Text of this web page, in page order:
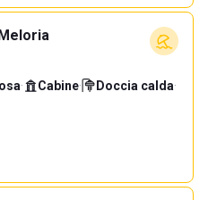
· Cabine· Doccia calda·